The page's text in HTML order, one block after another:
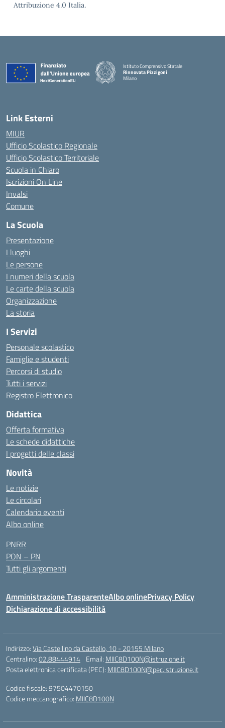
Attribuzione 4.0 Italia.
Istituto Comprensivo Statale
Rinnovata Pizzigoni
Milano
Link Esterni
MIUR
Ufficio Scolastico Regionale
Ufficio Scolastico Territoriale
Scuola in Chiaro
Iscrizioni On Line
Invalsi
Comune
La Scuola
Presentazione
I luoghi
Le persone
I numeri della scuola
Le carte della scuola
Organizzazione
La storia
I Servizi
Personale scolastico
Famiglie e studenti
Percorsi di studio
Tutti i servizi
Registro Elettronico
Didattica
Offerta formativa
Le schede didattiche
I progetti delle classi
Novità
Le notizie
Le circolari
Calendario eventi
Albo online
PNRR
PON – PN
Tutti gli argomenti
Amministrazione TrasparenteAlbo onlinePrivacy Policy
Dichiarazione di accessibilità
Indirizzo:Via Castellino da Castello, 10 - 20155 Milano
Centralino:02.88444914 Email: MIIC8D100N@istruzione.it
Posta elettronica certificata (PEC): MIIC8D100N@pec.istruzione.it
Codice fiscale: 97504470150
Codice meccanografico: MIIC8D100N